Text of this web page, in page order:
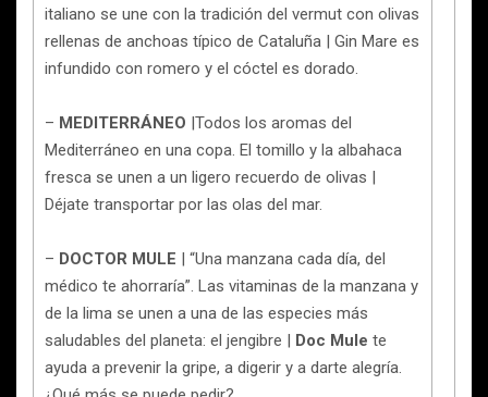
italiano se une con la tradición del vermut con olivas
rellenas de anchoas típico de Cataluña | Gin Mare es
infundido con romero y el cóctel es dorado.
– MEDITERRÁNEO |Todos los aromas del
Mediterráneo en una copa. El tomillo y la albahaca
fresca se unen a un ligero recuerdo de olivas |
Déjate transportar por las olas del mar.
– DOCTOR MULE | “Una manzana cada día, del
médico te ahorraría”. Las vitaminas de la manzana y
de la lima se unen a una de las especies más
saludables del planeta: el jengibre | Doc Mule te
ayuda a prevenir la gripe, a digerir y a darte alegría.